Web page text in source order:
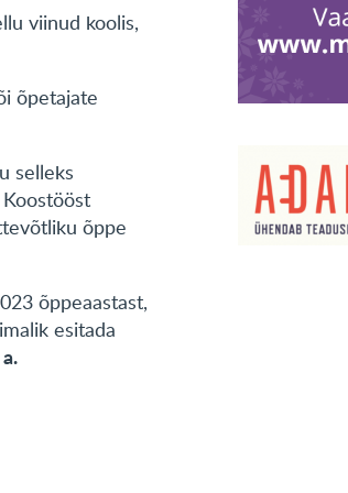
viinud koolis,
õpetajate
selleks
õppe
õppeaastast,
esitada